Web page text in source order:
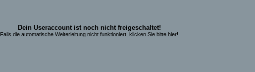
Dein Useraccount ist noch nicht freigeschaltet!
Falls die automatische Weiterleitung nicht funktioniert, klicken Sie bitte hier!